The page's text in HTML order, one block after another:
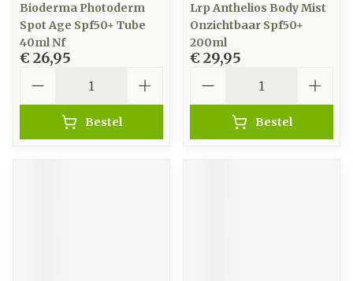
Bioderma Photoderm
Spot Age Spf50+ Tube
40ml Nf
€ 26,95
Bestel
Lrp Anthelios Body Mist
Onzichtbaar Spf50+
200ml
€ 29,95
Bestel